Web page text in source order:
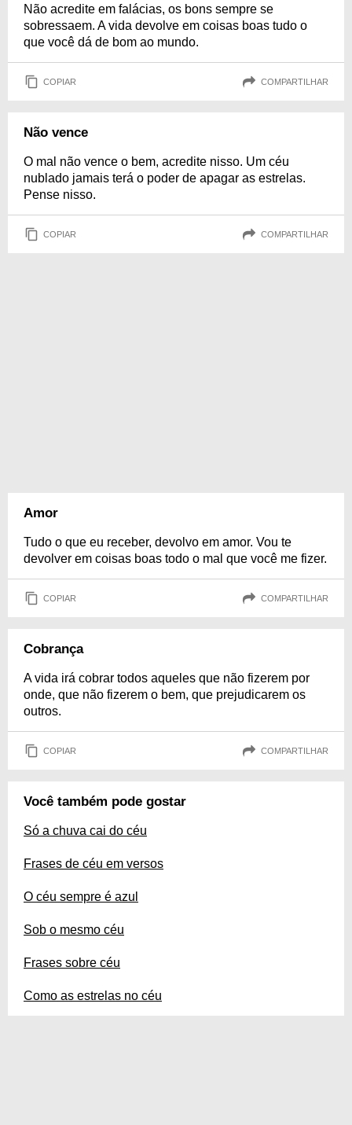
Não acredite em falácias, os bons sempre se
sobressaem. A vida devolve em coisas boas tudo o
que você dá de bom ao mundo.
COPIAR COMPARTILHAR
Não vence
O mal não vence o bem, acredite nisso. Um céu
nublado jamais terá o poder de apagar as estrelas.
Pense nisso.
COPIAR COMPARTILHAR
Amor
Tudo o que eu receber, devolvo em amor. Vou te
devolver em coisas boas todo o mal que você me fizer.
COPIAR COMPARTILHAR
Cobrança
A vida irá cobrar todos aqueles que não fizerem por
onde, que não fizerem o bem, que prejudicarem os
outros.
COPIAR COMPARTILHAR
Você também pode gostar
Só a chuva cai do céu
Frases de céu em versos
O céu sempre é azul
Sob o mesmo céu
Frases sobre céu
Como as estrelas no céu